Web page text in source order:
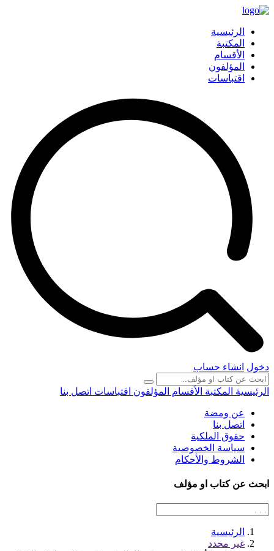
الرئيسية
المكتبة
الأقسام
المؤلفون
اقتباسات
دخول انشاء حساب
الرئيسية المكتبة الأقسام المؤلفون اقتباسات اتصل بنا
عن ومضة
اتصل بنا
حقوق الملكية
سياسة الخصوصية
الشروط والأحكام
ابحث عن كتاب او مؤلف
الرئيسية
غير محدد